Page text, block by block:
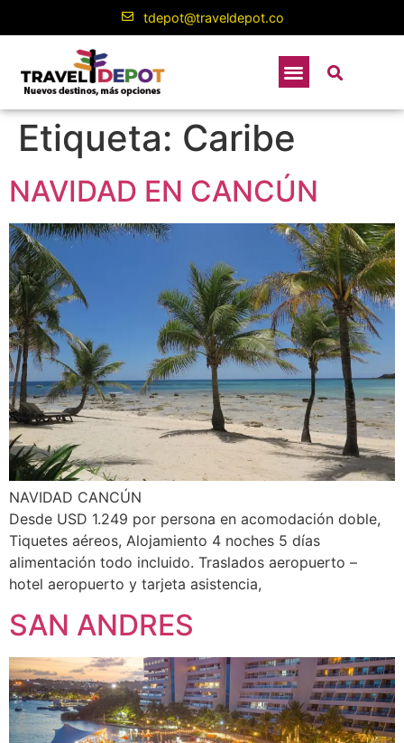
tdepot@traveldepot.co
Etiqueta: Caribe
NAVIDAD EN CANCÚN
NAVIDAD CANCÚN
Desde USD 1.249 por persona en acomodación doble,
Tiquetes aéreos, Alojamiento 4 noches 5 días
alimentación todo incluido. Traslados aeropuerto –
hotel aeropuerto y tarjeta asistencia,
SAN ANDRES